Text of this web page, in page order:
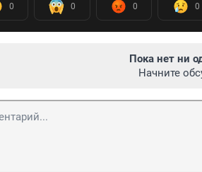
0 0 0 0
Пока нет ни
Начните